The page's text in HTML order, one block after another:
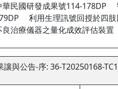
華民國研發成果號114-178DP
利用生理訊號回授於四
良治療儀器之量化成效評估裝
與公告-序: 36-T20250168-TC1